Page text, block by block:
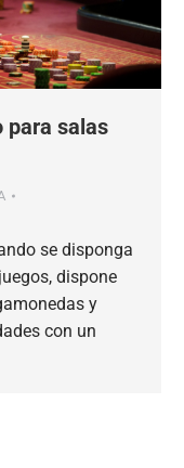
para salas
se disponga
dispone
y
con un